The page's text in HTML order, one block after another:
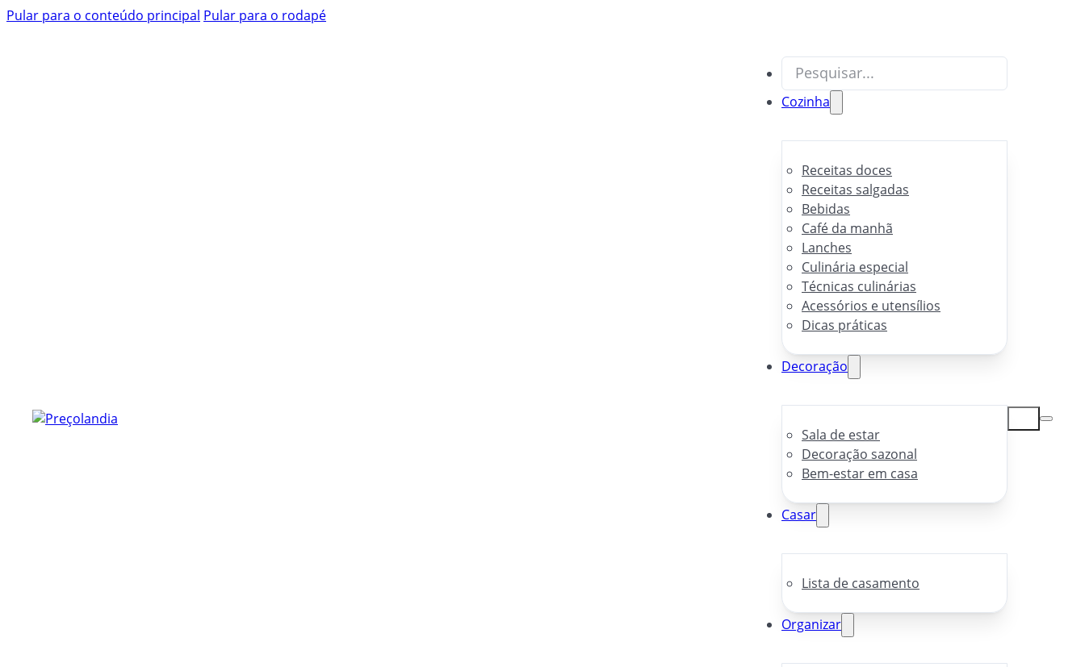
Pular para o conteúdo principal Pular para o rodapé
Pesquisar
Cozinha
Receitas doces
Receitas salgadas
Bebidas
Café da manhã
Lanches
Culinária especial
Técnicas culinárias
Acessórios e utensílios
Dicas práticas
Decoração
Sala de estar
Decoração sazonal
Bem-estar em casa
Casar
Lista de casamento
Organizar
Pesquisar